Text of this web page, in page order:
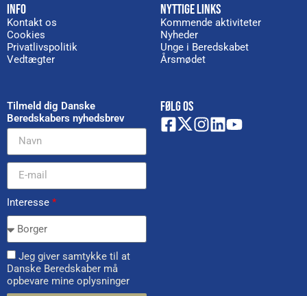
INFO
Kontakt os
Cookies
Privatlivspolitik
Vedtægter
NYTTIGE LINKS
Kommende aktiviteter
Nyheder
Unge i Beredskabet
Årsmødet
Tilmeld dig Danske
Beredskabers nyhedsbrev
Interesse *
Jeg giver samtykke til at
Danske Beredskaber må
opbevare mine oplysninger
FØLG OS